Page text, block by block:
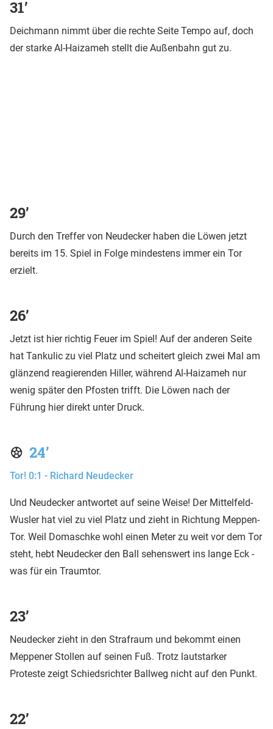
31’
Deichmann nimmt über die rechte Seite Tempo auf, doch
der starke Al-Haizameh stellt die Außenbahn gut zu.
29’
Durch den Treffer von Neudecker haben die Löwen jetzt
bereits im 15. Spiel in Folge mindestens immer ein Tor
erzielt.
26’
Jetzt ist hier richtig Feuer im Spiel! Auf der anderen Seite
hat Tankulic zu viel Platz und scheitert gleich zwei Mal am
glänzend reagierenden Hiller, während Al-Haizameh nur
wenig später den Pfosten trifft. Die Löwen nach der
Führung hier direkt unter Druck.
24’
Tor! 0:1 - Richard Neudecker
Und Neudecker antwortet auf seine Weise! Der Mittelfeld-
Wusler hat viel zu viel Platz und zieht in Richtung Meppen-
Tor. Weil Domaschke wohl einen Meter zu weit vor dem Tor
steht, hebt Neudecker den Ball sehenswert ins lange Eck -
was für ein Traumtor.
23’
Neudecker zieht in den Strafraum und bekommt einen
Meppener Stollen auf seinen Fuß. Trotz lautstarker
Proteste zeigt Schiedsrichter Ballweg nicht auf den Punkt.
22’